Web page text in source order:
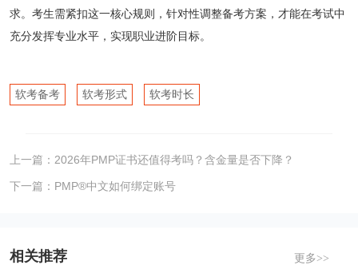
求。考生需紧扣这一核心规则，针对性调整备考方案，才能在考试中
充分发挥专业水平，实现职业进阶目标。
软考备考 软考形式 软考时长
上一篇： 2026年PMP证书还值得考吗？含金量是否下降？
下一篇： PMP®中文如何绑定账号
相关推荐 更多>>